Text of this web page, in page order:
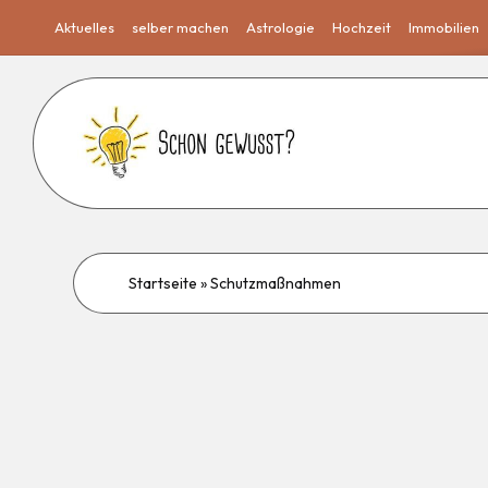
Aktuelles selber machen Astrologie Hochzeit Immobilien
Startseite »Schutzmaßnahmen